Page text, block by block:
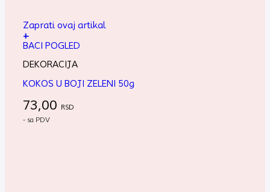
Zaprati ovaj artikal
+
BACI POGLED
DEKORACIJA
KOKOS U BOJI ZELENI 50g
73,00 RSD
- sa PDV